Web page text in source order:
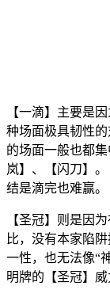
【一滴】主要是
种场面极具韧性
的场面一般也都
岚】、【闪刀】
结是滴完也难赢。
【圣冠】则是因
比，没有本家陷
一性，也无法像“
明牌的【圣冠】威